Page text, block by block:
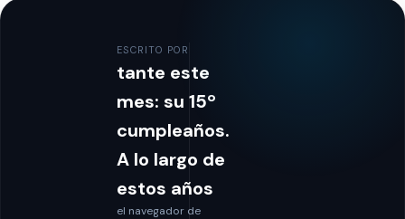
ESCRITO POR
tante este
mes: su 15º
cumpleaños.
A lo largo de
estos años
el navegador de